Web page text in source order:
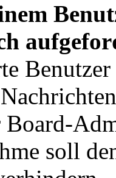
Board-
soll